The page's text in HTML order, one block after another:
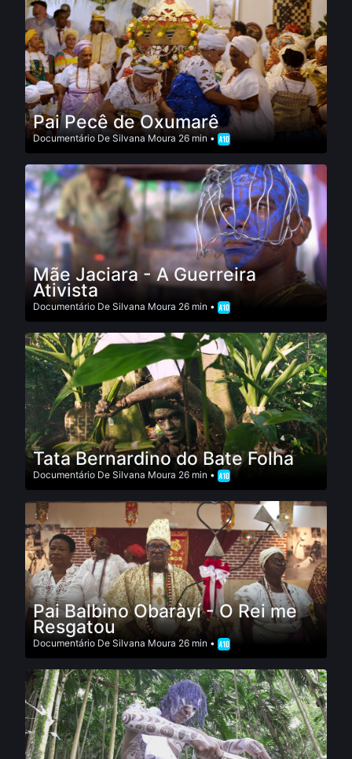
Pai Pecê de Oxumarê
Documentário De Silvana Moura 26 min •
Mãe Jaciara - A Guerreira
Ativista
Documentário De Silvana Moura 26 min •
Tata Bernardino do Bate Folha
Documentário De Silvana Moura 26 min •
Pai Balbino Obaràyí - O Rei me
Resgatou
Documentário De Silvana Moura 26 min •